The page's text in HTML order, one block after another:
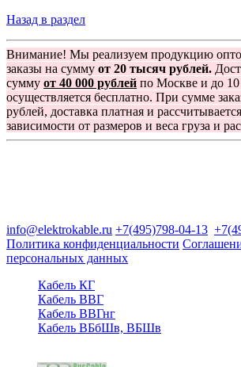
Назад в раздел
Внимание! Мы реализуем продукцию
заказы на сумму от 20 тысяч рублей.
сумму от 40 000 рублей по Москве и до
осуществляется бесплатно. При сумме
рублей, доставка платная и
зависимости от размеров и веса груза и
info@elektrokable.ru +7(495)798-04-13
Политика конфиденциальности
персональных данных
Кабель КГ
Кабель ВВГ
Кабель ВВГнг
Кабель ВБбШв, ВБШв